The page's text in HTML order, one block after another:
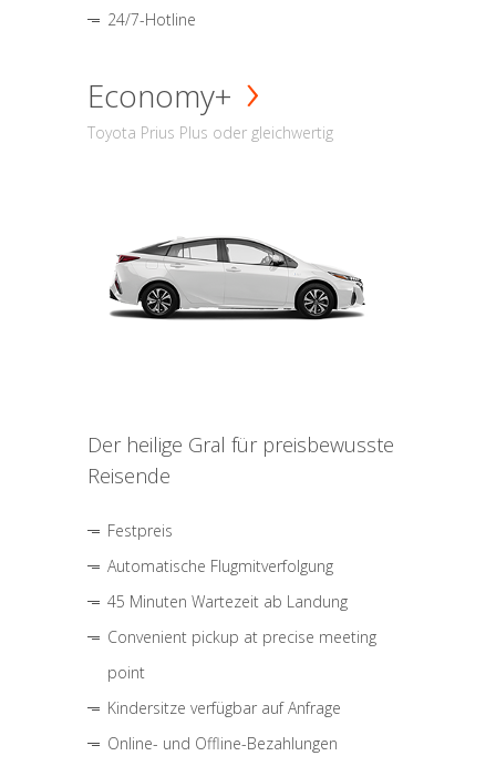
24/7-Hotline
Economy+
Toyota Prius Plus oder gleichwertig
Der heilige Gral für preisbewusste
Reisende
Festpreis
Automatische Flugmitverfolgung
45 Minuten Wartezeit ab Landung
Convenient pickup at precise meeting
point
Kindersitze verfügbar auf Anfrage
Online- und Offline-Bezahlungen